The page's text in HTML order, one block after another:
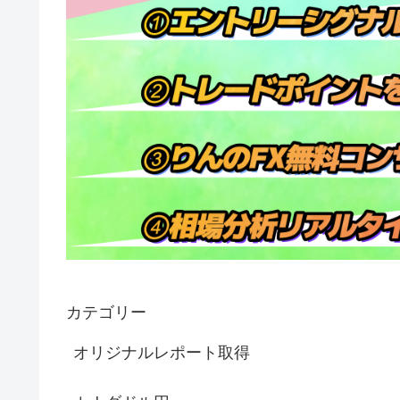
カテゴリー
オリジナルレポート取得